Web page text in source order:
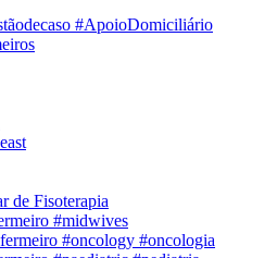
#ApoioDomiciliário
de Fisoterapia
#midwives
#oncology #oncologia